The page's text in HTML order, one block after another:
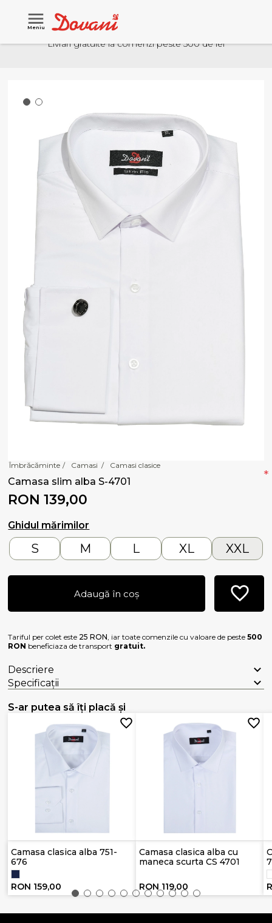
Meniu
Livrari gratuite la comenzi peste 500 de lei
Îmbrăcăminte / Camasi / Camasi clasice
Camasa slim alba S-4701
RON 139,00
Ghidul mărimilor
*
S M L XL XXL
Adaugă în coș
Tariful per colet este 25 RON, iar toate comenzile cu valoare de peste500
RON beneficiaza de transport gratuit.
Descriere
Specificații
S-ar putea să îți placă și
Camasa clasica alba 751-
676
RON 159,00
Camasa clasica alba cu
maneca scurta CS 4701
RON 119,00